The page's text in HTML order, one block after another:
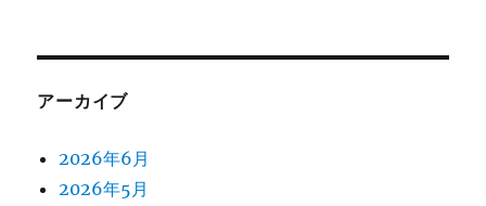
アーカイブ
2026年6月
2026年5月